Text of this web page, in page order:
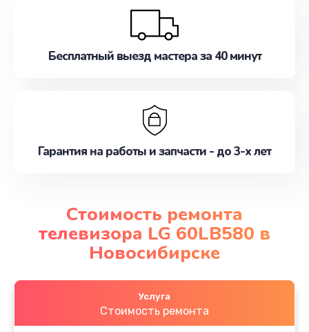
Бесплатный выезд мастера за 40 минут
Гарантия на работы и запчасти - до 3-х лет
Стоимость ремонта
телевизора LG 60LB580 в
Новосибирске
Услуга
Стоимость ремонта